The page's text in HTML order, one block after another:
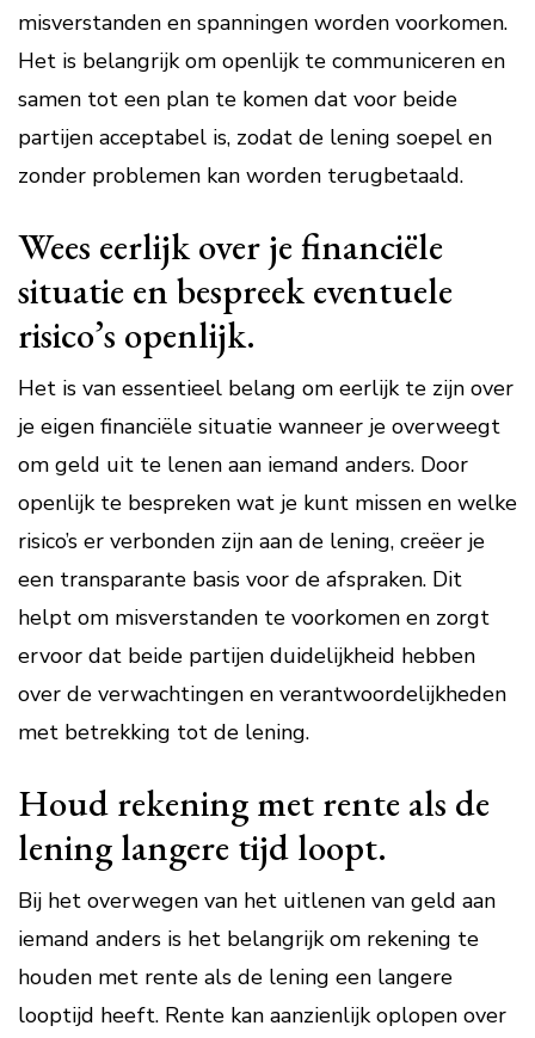
misverstanden en spanningen worden voorkomen.
Het is belangrijk om openlijk te communiceren en
samen tot een plan te komen dat voor beide
partijen acceptabel is, zodat de lening soepel en
zonder problemen kan worden terugbetaald.
Wees eerlijk over je financiële
situatie en bespreek eventuele
risico’s openlijk.
Het is van essentieel belang om eerlijk te zijn over
je eigen financiële situatie wanneer je overweegt
om geld uit te lenen aan iemand anders. Door
openlijk te bespreken wat je kunt missen en welke
risico’s er verbonden zijn aan de lening, creëer je
een transparante basis voor de afspraken. Dit
helpt om misverstanden te voorkomen en zorgt
ervoor dat beide partijen duidelijkheid hebben
over de verwachtingen en verantwoordelijkheden
met betrekking tot de lening.
Houd rekening met rente als de
lening langere tijd loopt.
Bij het overwegen van het uitlenen van geld aan
iemand anders is het belangrijk om rekening te
houden met rente als de lening een langere
looptijd heeft. Rente kan aanzienlijk oplopen over